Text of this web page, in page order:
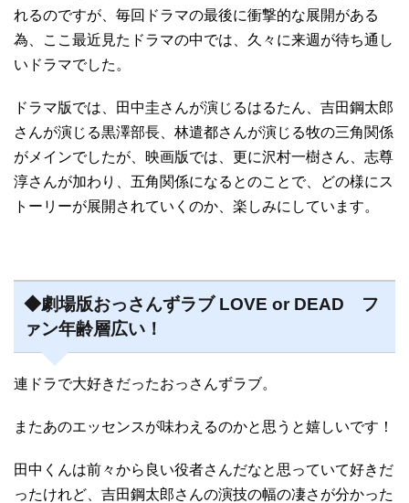
れるのですが、毎回ドラマの最後に衝撃的な展開がある
為、ここ最近見たドラマの中では、久々に来週が待ち通し
いドラマでした。
ドラマ版では、田中圭さんが演じるはるたん、吉田鋼太郎
さんが演じる黒澤部長、林遣都さんが演じる牧の三角関係
がメインでしたが、映画版では、更に沢村一樹さん、志尊
淳さんが加わり、五角関係になるとのことで、どの様にス
トーリーが展開されていくのか、楽しみにしています。
◆劇場版おっさんずラブ LOVE or DEAD フ
ァン年齢層広い！
連ドラで大好きだったおっさんずラブ。
またあのエッセンスが味わえるのかと思うと嬉しいです！
田中くんは前々から良い役者さんだなと思っていて好きだ
ったけれど、吉田鋼太郎さんの演技の幅の凄さが分かった